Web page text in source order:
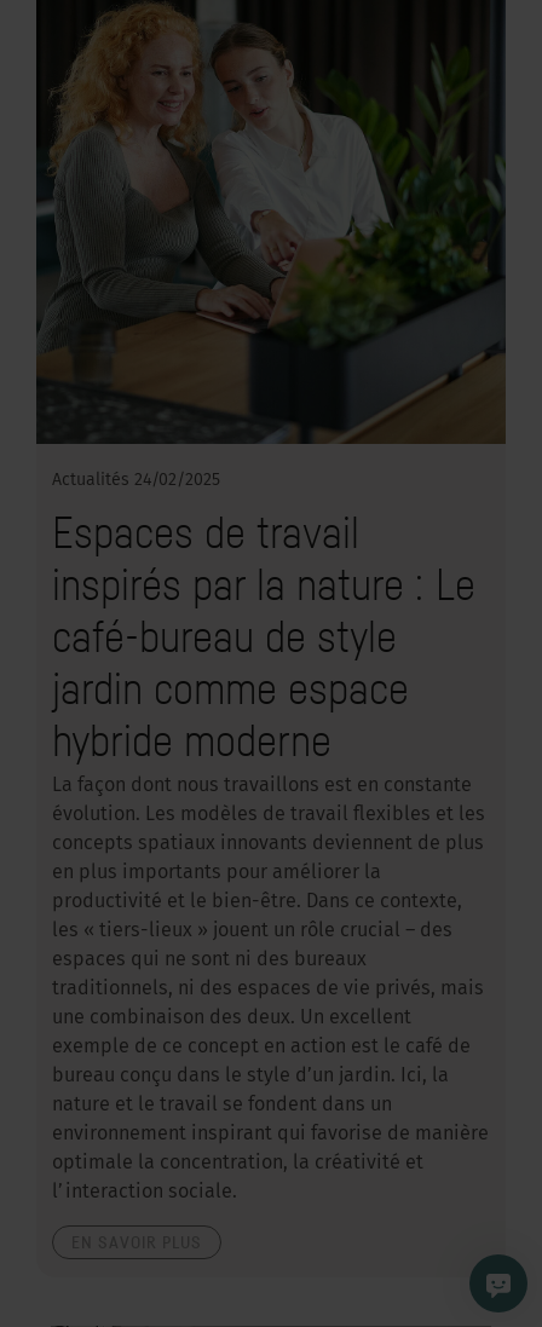
Actualités 24/02/2025
Espaces de travail
inspirés par la nature : Le
café-bureau de style
jardin comme espace
hybride moderne
La façon dont nous travaillons est en constante
évolution. Les modèles de travail flexibles et les
concepts spatiaux innovants deviennent de plus
en plus importants pour améliorer la
productivité et le bien-être. Dans ce contexte,
les « tiers-lieux » jouent un rôle crucial – des
espaces qui ne sont ni des bureaux
traditionnels, ni des espaces de vie privés, mais
une combinaison des deux. Un excellent
exemple de ce concept en action est le café de
bureau conçu dans le style d’un jardin. Ici, la
nature et le travail se fondent dans un
environnement inspirant qui favorise de manière
optimale la concentration, la créativité et
l’interaction sociale.